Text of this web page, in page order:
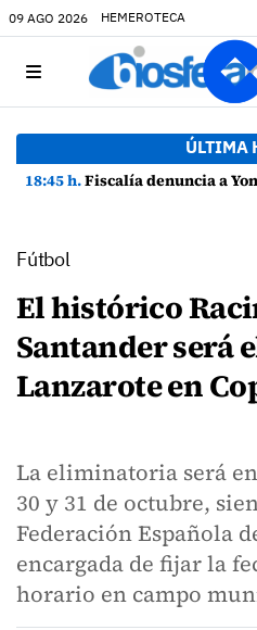
09 AGO 2026 HEMEROTECA
ÚLTIMA
18:45 h.Fiscalía denuncia a Yonathan de León y a
Fútbol
El histórico
Santander será
Lanzarote en
La eliminatoria será
30 y 31 de octubre,
Federación Española
encargada de fijar la
horario en campo